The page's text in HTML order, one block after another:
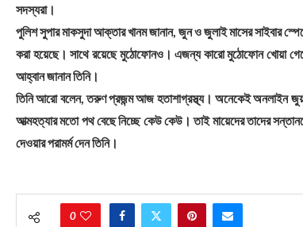
সদস্যরা।
পুলিশ সুপার মাকসুদা আক্তার খানম জানান, জুন ও জুলাই মাসের সাইবার
করা হয়েছে। সাথে রয়েছে মুঠোফোনও। এজন্য কারো মুঠোফোন খোয়া গেলে
আহ্বান জানান তিনি।
তিনি আরো বলেন, তরুণ প্রজন্ম আজ হতাশাগ্রস্থ্য। অনেকেই অনলাইন জুয়া
আত্মহত্যার মতো পথ বেছে নিচ্ছে কেউ কেউ। তাই মায়েদের তাদের
দেওয়ার পরামর্ম দেন তিনি।
0